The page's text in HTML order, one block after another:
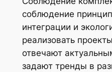
соблюдение
интеграции и
реализовать
отвечают
задают тренды в